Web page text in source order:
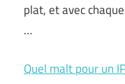
plat, et avec
…
Quel malt pour un